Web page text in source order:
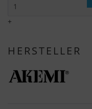
+
HERSTELLER